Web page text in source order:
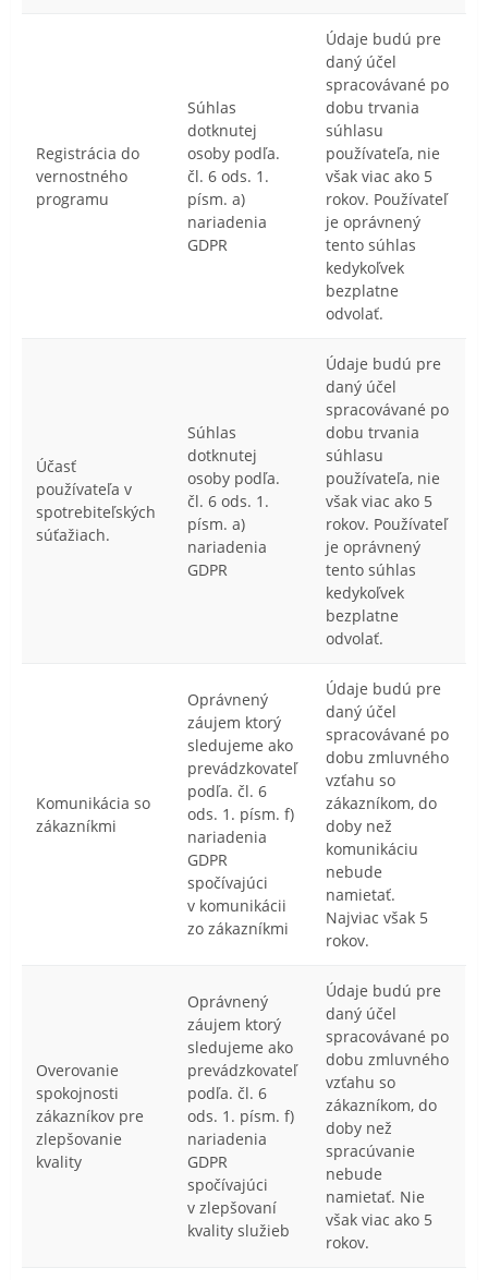
Registrácia do
vernostného
programu
Súhlas
dotknutej
osoby podľa.
čl. 6 ods. 1.
písm. a)
nariadenia
GDPR
Údaje budú pre
daný účel
spracovávané po
dobu trvania
súhlasu
používateľa, nie
však viac ako 5
rokov. Používateľ
je oprávnený
tento súhlas
kedykoľvek
bezplatne
odvolať.
Účasť
používateľa v
spotrebiteľských
súťažiach.
Súhlas
dotknutej
osoby podľa.
čl. 6 ods. 1.
písm. a)
nariadenia
GDPR
Údaje budú pre
daný účel
spracovávané po
dobu trvania
súhlasu
používateľa, nie
však viac ako 5
rokov. Používateľ
je oprávnený
tento súhlas
kedykoľvek
bezplatne
odvolať.
Komunikácia so
zákazníkmi
Oprávnený
záujem ktorý
sledujeme ako
prevádzkovateľ
podľa. čl. 6
ods. 1. písm. f)
nariadenia
GDPR
spočívajúci
v komunikácii
zo zákazníkmi
Údaje budú pre
daný účel
spracovávané po
dobu zmluvného
vzťahu so
zákazníkom, do
doby než
komunikáciu
nebude
namietať.
Najviac však 5
rokov.
Overovanie
spokojnosti
zákazníkov pre
zlepšovanie
kvality
Oprávnený
záujem ktorý
sledujeme ako
prevádzkovateľ
podľa. čl. 6
ods. 1. písm. f)
nariadenia
GDPR
spočívajúci
v zlepšovaní
kvality služieb
Údaje budú pre
daný účel
spracovávané po
dobu zmluvného
vzťahu so
zákazníkom, do
doby než
spracúvanie
nebude
namietať. Nie
však viac ako 5
rokov.